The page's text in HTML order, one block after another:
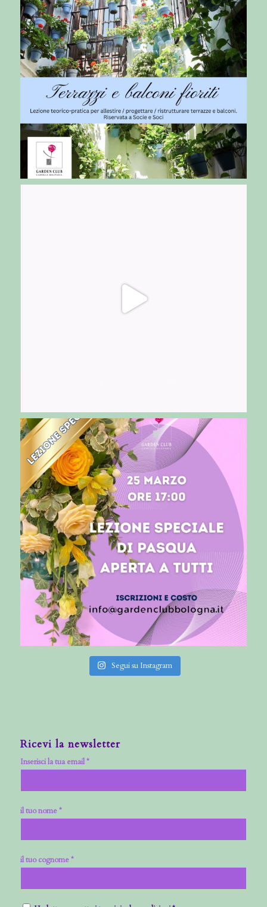
Segui su Instagram
Ricevi la newsletter
Inserisci la tua email *
il tuo nome *
il tuo cognome *